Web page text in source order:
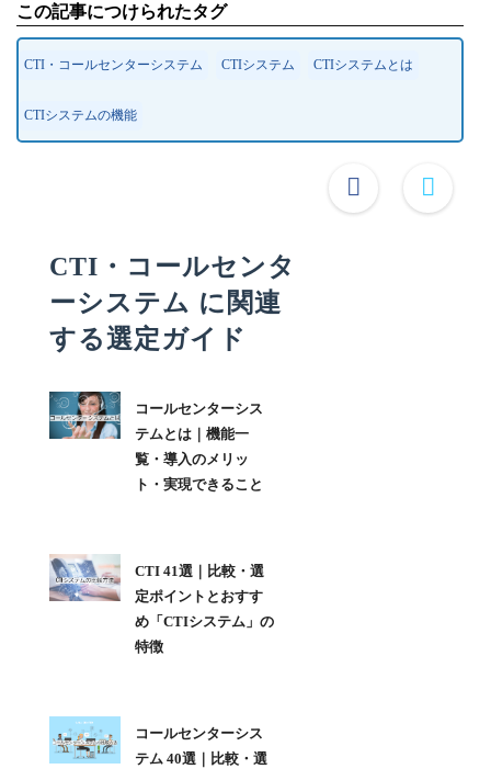
この記事につけられたタグ
CTI・コールセンターシステム CTIシステム CTIシステムとは
CTIシステムの機能
CTI・コールセンタ
ーシステム に関連
する選定ガイド
コールセンターシス
テムとは｜機能一
覧・導入のメリッ
ト・実現できること
CTI 41選｜比較・選
定ポイントとおすす
め「CTIシステム」の
特徴
コールセンターシス
テム 40選｜比較・選